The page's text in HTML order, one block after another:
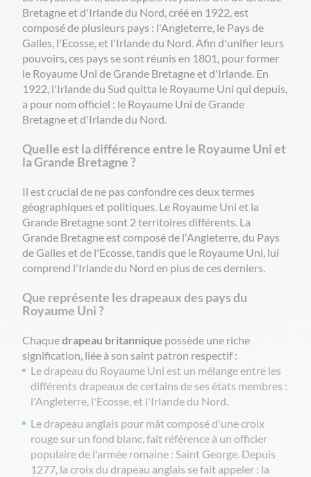
Bretagne et d'Irlande du Nord, créé en 1922, est
composé de plusieurs pays : l'Angleterre, le Pays de
Galles, l'Ecosse, et l'Irlande du Nord. Afin d'unifier leurs
pouvoirs, ces pays se sont réunis en 1801, pour former
le Royaume Uni de Grande Bretagne et d'Irlande. En
1922, l'Irlande du Sud quitta le Royaume Uni qui depuis,
a pour nom officiel : le Royaume Uni de Grande
Bretagne et d'Irlande du Nord.
Quelle est la différence entre le Royaume Uni et
la Grande Bretagne ?
Il est crucial de ne pas confondre ces deux termes
géographiques et politiques. Le Royaume Uni et la
Grande Bretagne sont 2 territoires différents. La
Grande Bretagne est composé de l'Angleterre, du Pays
de Galles et de l'Ecosse, tandis que le Royaume Uni, lui
comprend l'Irlande du Nord en plus de ces derniers.
Que représente les drapeaux des pays du
Royaume Uni ?
Chaquedrapeau britannique possède une riche
signification, liée à son saint patron respectif :
Ledrapeau du Royaume Uni est un mélange entre les
différents drapeaux de certains de ses états membres :
l'Angleterre, l'Ecosse, et l'Irlande du Nord.
Ledrapeau anglais pour mâtcomposé d'une croix
rouge sur un fond blanc, fait référence à un officier
populaire de l'armée romaine : Saint George. Depuis
1277, la croix du drapeau anglais se fait appeler : la